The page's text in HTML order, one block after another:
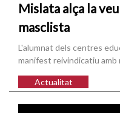
Mislata alça la
masclista
L'alumnat dels centres
manifest reivindicatiu amb
Actualitat